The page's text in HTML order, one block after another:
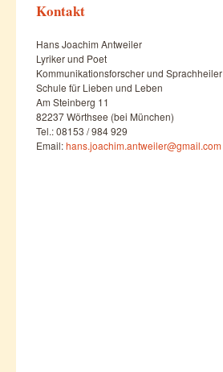
Kontakt
Hans Joachim Antweiler
Lyriker und Poet
Kommunikationsforscher und Sprachheiler
Schule für Lieben und Leben
Am Steinberg 11
82237 Wörthsee (bei München)
Tel.: 08153 / 984 929
Email:hans.joachim.antweiler@gmail.com